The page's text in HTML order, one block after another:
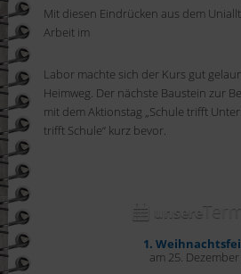
Mit diesen Eindrücken aus dem
Arbeit im
Labor machte sich der Kurs gut
Heimweg. Der nächste Baustein zur
mit dem Aktionstag „Schule trifft
trifft Schule“ kurz bevor.
unsere
1.
am 25.